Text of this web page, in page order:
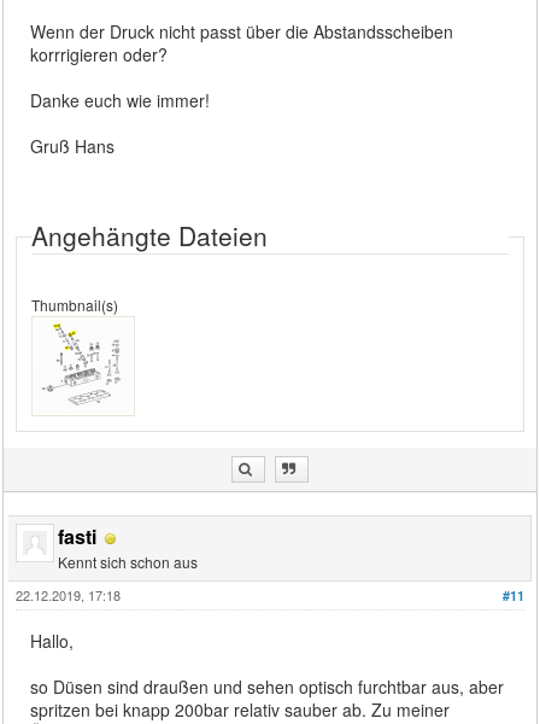
Wenn der Druck nicht passt über die Abstandsscheiben
korrrigieren oder?
Danke euch wie immer!
Gruß Hans
Angehängte Dateien
Thumbnail(s)
fasti
Kennt sich schon aus
#11
22.12.2019, 17:18
Hallo,
so Düsen sind draußen und sehen optisch furchtbar aus, aber
spritzen bei knapp 200bar relativ sauber ab. Zu meiner